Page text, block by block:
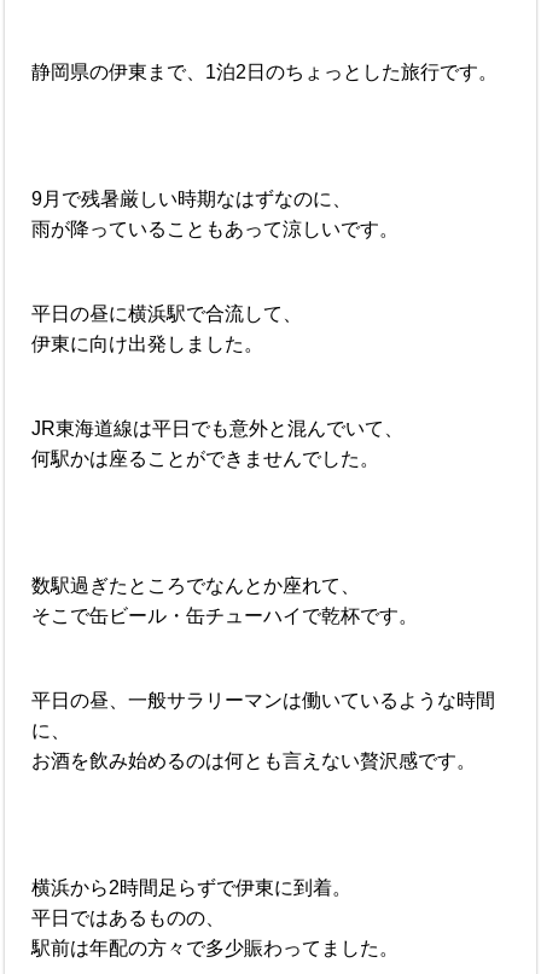
静岡県の伊東まで、1泊2日のちょっとした旅行です。
9月で残暑厳しい時期なはずなのに、
雨が降っていることもあって涼しいです。
平日の昼に横浜駅で合流して、
伊東に向け出発しました。
JR東海道線は平日でも意外と混んでいて、
何駅かは座ることができませんでした。
数駅過ぎたところでなんとか座れて、
そこで缶ビール・缶チューハイで乾杯です。
平日の昼、一般サラリーマンは働いているような時間
に、
お酒を飲み始めるのは何とも言えない贅沢感です。
横浜から2時間足らずで伊東に到着。
平日ではあるものの、
駅前は年配の方々で多少賑わってました。